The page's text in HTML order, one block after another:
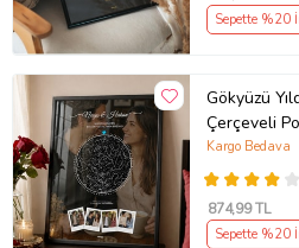
Sepette %20
Gökyüzü
Çerçeveli
Özel
Kargo Bedava
874,99 TL
Sepette %20